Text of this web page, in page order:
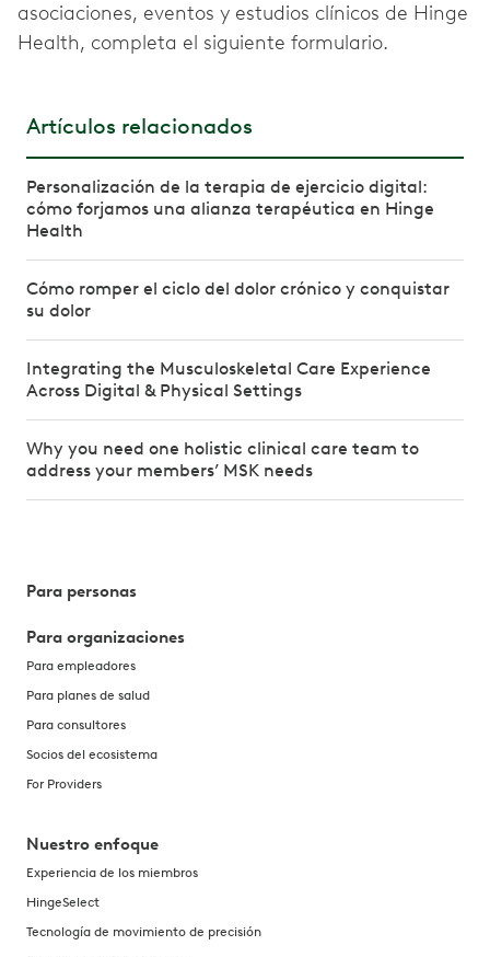
asociaciones, eventos y estudios clínicos de Hinge
Health, completa el siguiente formulario.
Artículos relacionados
Personalización de la terapia de ejercicio digital:
cómo forjamos una alianza terapéutica en Hinge
Health
Cómo romper el ciclo del dolor crónico y conquistar
su dolor
Integrating the Musculoskeletal Care Experience
Across Digital & Physical Settings
Why you need one holistic clinical care team to
address your members’ MSK needs
Para personas
Para organizaciones
Para empleadores
Para planes de salud
Para consultores
Socios del ecosistema
For Providers
Nuestro enfoque
Experiencia de los miembros
HingeSelect
Tecnología de movimiento de precisión